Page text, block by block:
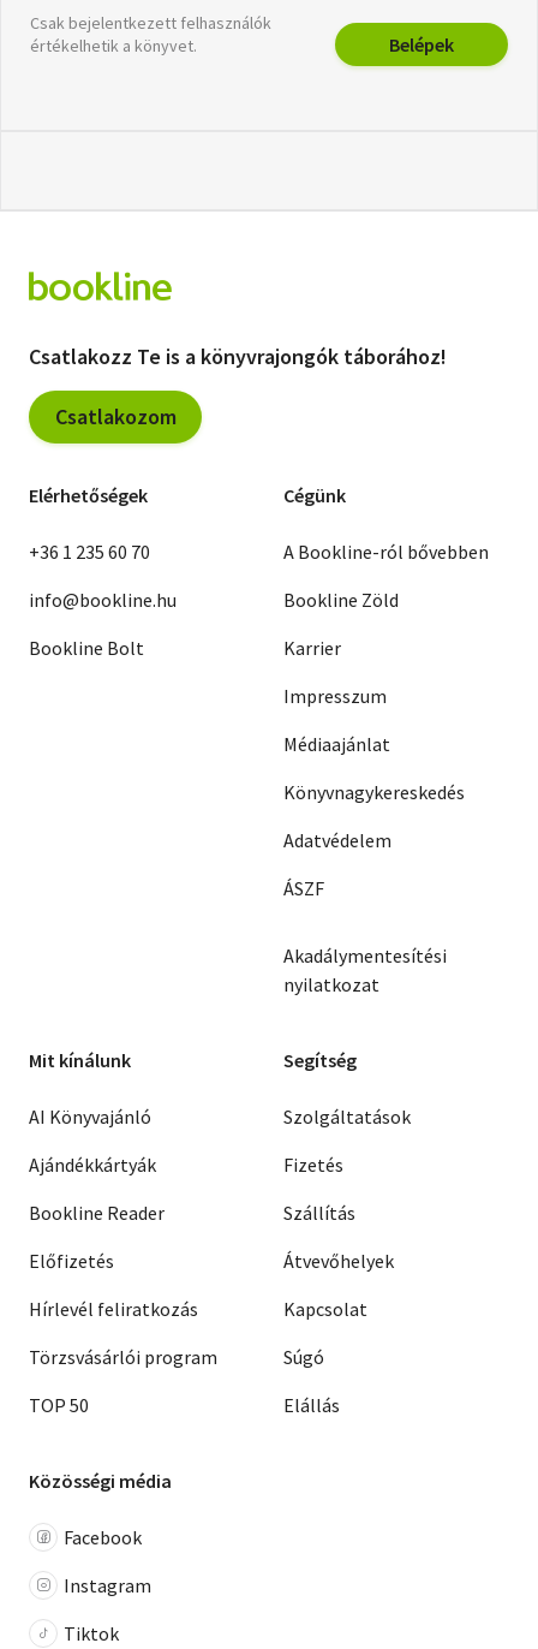
Csak bejelentkezett felhasználók
értékelhetik a könyvet.
Belépek
Csatlakozz Te is a könyvrajongók táborához!
Csatlakozom
Elérhetőségek
+36 1 235 60 70
info@bookline.hu
Bookline Bolt
Cégünk
A Bookline-ról bővebben
Bookline Zöld
Karrier
Impresszum
Médiaajánlat
Könyvnagykereskedés
Adatvédelem
ÁSZF
Akadálymentesítési
nyilatkozat
Mit kínálunk
AI Könyvajánló
Ajándékkártyák
Bookline Reader
Előfizetés
Hírlevél feliratkozás
Törzsvásárlói program
TOP 50
Segítség
Szolgáltatások
Fizetés
Szállítás
Átvevőhelyek
Kapcsolat
Súgó
Elállás
Közösségi média
Facebook
Instagram
Tiktok